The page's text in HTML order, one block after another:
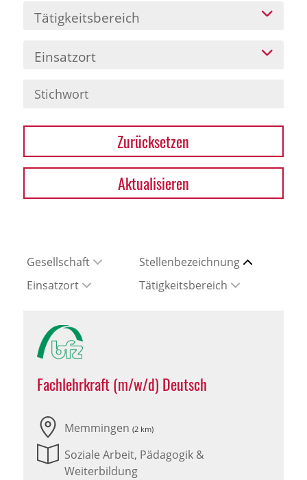
Tätigkeitsbereich
Einsatzort
Zurücksetzen
Aktualisieren
Gesellschaft
Stellenbezeichnung
Einsatzort
Tätigkeitsbereich
Fachlehrkraft (m/w/d) Deutsch
Memmingen (2 km)
Soziale Arbeit, Pädagogik &
Weiterbildung